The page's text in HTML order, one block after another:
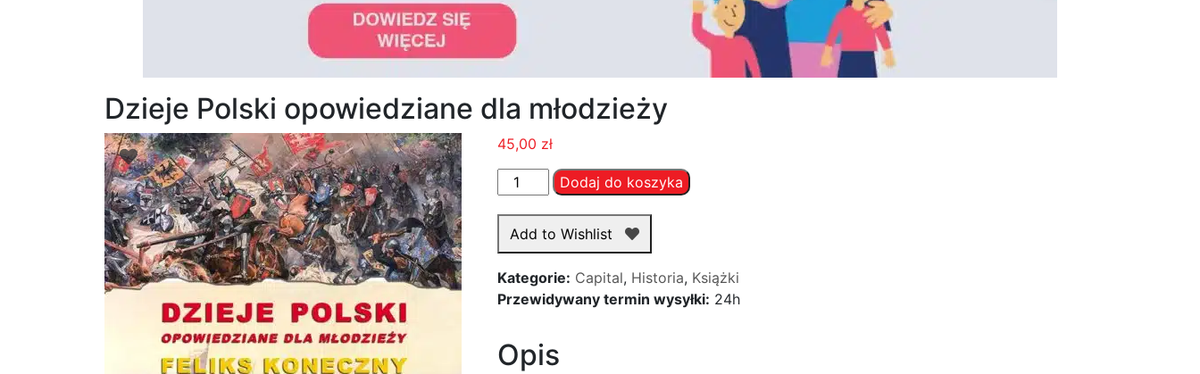
Dzieje Polski opowiedziane dla młodzieży
45,00 zł
ilość
Dzieje
Polski
opowiedziane
młodzieży
Dodaj do koszyka
Add to Wishlist
Kategorie: Capital, Historia, Książki
Przewidywany termin wysyłki: 24h
Opis